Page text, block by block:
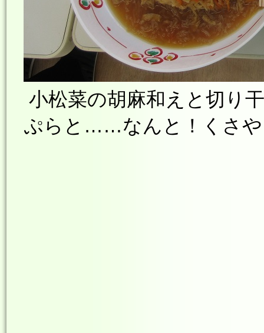
小松菜の胡麻和えと切り
ぷらと……なんと！くさや